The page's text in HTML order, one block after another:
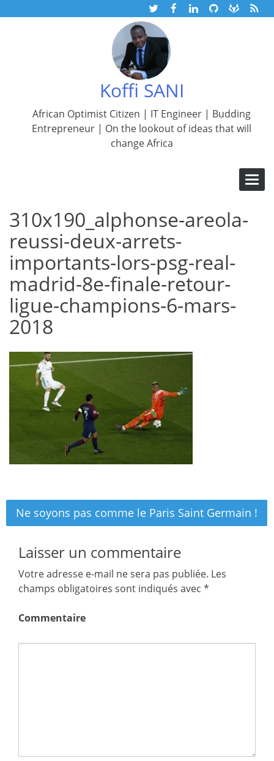
to
Koffi SANI
African Optimist Citizen | IT Engineer | Budding
Entrepreneur | On the lookout of ideas that will
change Africa
Basculer
la
navigation
310x190_alphonse-areola-
reussi-deux-arrets-
importants-lors-psg-real-
madrid-8e-finale-retour-
ligue-champions-6-mars-
2018
Navigation
de
l’article
Ne soyons pas comme le Paris Saint Germain !
Laisser un commentaire
Votre adresse e-mail ne sera pas publiée. Les
champs obligatoires sont indiqués avec *
Commentaire